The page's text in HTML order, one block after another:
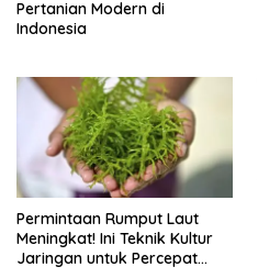
Pertanian Modern di
Indonesia
Permintaan Rumput Laut
Meningkat! Ini Teknik Kultur
Jaringan untuk Percepat